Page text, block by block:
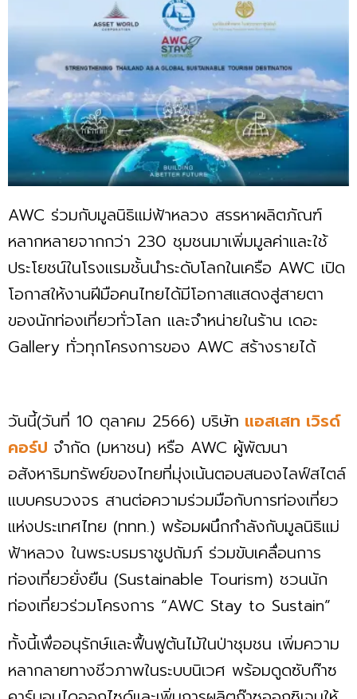
AWC ร่วมกับมูลนิธิแม่ฟ้าหลวง สรรหาผลิตภัณฑ์
หลากหลายจากกว่า 230 ชุมชนมาเพิ่มมูลค่าและใช้
ประโยชน์ในโรงแรมชั้นนำระดับโลกในเครือ AWC เปิด
โอกาสให้งานฝีมือคนไทยได้มีโอกาสแสดงสู่สายตา
ของนักท่องเที่ยวทั่วโลก และจำหน่ายในร้าน เดอะ
Gallery ทั่วทุกโครงการของ AWC สร้างรายได้
วันนี้(วันที่ 10 ตุลาคม 2566) บริษัท แอสเสท เวิรด์
คอร์ป จำกัด (มหาชน) หรือ AWC ผู้พัฒนา
อสังหาริมทรัพย์ของไทยที่มุ่งเน้นตอบสนองไลฟ์สไตล์
แบบครบวงจร สานต่อความร่วมมือกับการท่องเที่ยว
แห่งประเทศไทย (ททท.) พร้อมผนึกกำลังกับมูลนิธิแม่
ฟ้าหลวง ในพระบรมราชูปถัมภ์ ร่วมขับเคลื่อนการ
ท่องเที่ยวยั่งยืน (Sustainable Tourism) ชวนนัก
ท่องเที่ยวร่วมโครงการ “AWC Stay to Sustain”
ทั้งนี้เพื่ออนุรักษ์และฟื้นฟูต้นไม้ในป่าชุมชน เพิ่มความ
หลากลายทางชีวภาพในระบบนิเวศ พร้อมดูดซับก๊าซ